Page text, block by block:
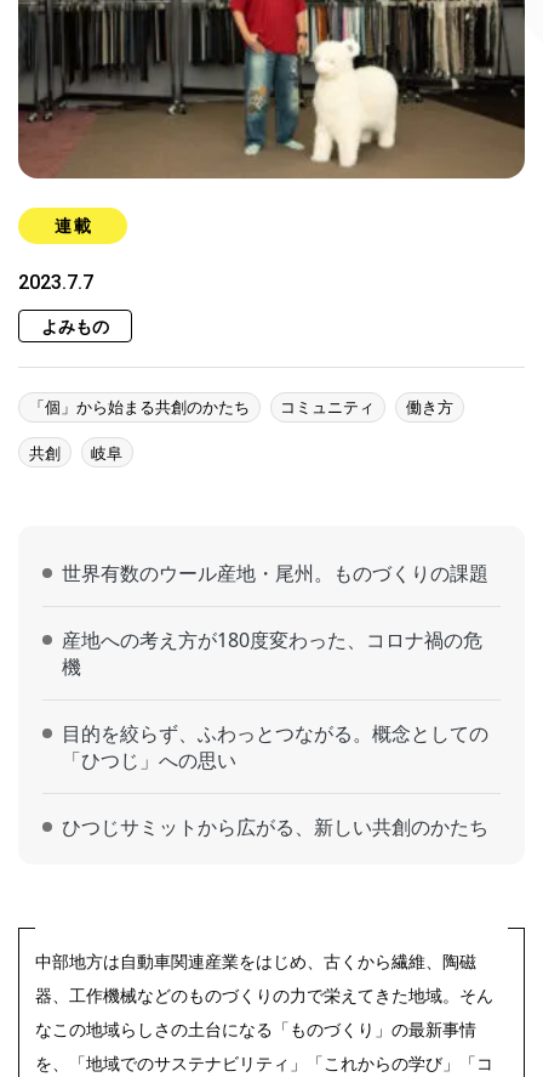
連載
2023.7.7
よみもの
「個」から始まる共創のかたち コミュニティ 働き方
共創 岐阜
世界有数のウール産地・尾州。ものづくりの課題
産地への考え方が180度変わった、コロナ禍の危
機
目的を絞らず、ふわっとつながる。概念としての
「ひつじ」への思い
ひつじサミットから広がる、新しい共創のかたち
中部地方は自動車関連産業をはじめ、古くから繊維、陶磁
器、工作機械などのものづくりの力で栄えてきた地域。そん
なこの地域らしさの土台になる「ものづくり」の最新事情
を、「地域でのサステナビリティ」「これからの学び」「コ